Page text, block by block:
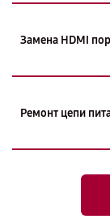
Замена HDMI
Ремонт цепи